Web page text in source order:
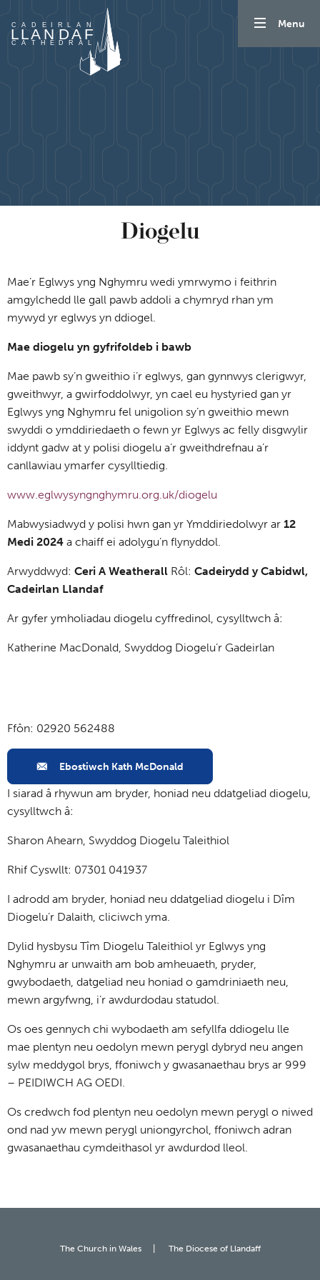
Mynd i'r cynnwys
Menu
Diogelu
Mae’r Eglwys yng Nghymru wedi ymrwymo i feithrin
amgylchedd lle gall pawb addoli a chymryd rhan ym
mywyd yr eglwys yn ddiogel.
Mae diogelu yn gyfrifoldeb i bawb
Mae pawb sy’n gweithio i’r eglwys, gan gynnwys clerigwyr,
gweithwyr, a gwirfoddolwyr, yn cael eu hystyried gan yr
Eglwys yng Nghymru fel unigolion sy’n gweithio mewn
swyddi o ymddiriedaeth o fewn yr Eglwys ac felly disgwylir
iddynt gadw at y polisi diogelu a’r gweithdrefnau a’r
canllawiau ymarfer cysylltiedig.
www.eglwysyngnghymru.org.uk/diogelu
Mabwysiadwyd y polisi hwn gan yr Ymddiriedolwyr ar 12
Medi 2024 a chaiff ei adolygu’n flynyddol.
Arwyddwyd: Ceri A Weatherall Rôl: Cadeirydd y Cabidwl,
Cadeirlan Llandaf
Ar gyfer ymholiadau diogelu cyffredinol, cysylltwch â:
Katherine MacDonald, Swyddog Diogelu’r Gadeirlan
Ffôn: 02920 562488
Ebostiwch Kath McDonald
I siarad â rhywun am bryder, honiad neu ddatgeliad diogelu,
cysylltwch â:
Sharon Ahearn, Swyddog Diogelu Taleithiol
Rhif Cyswllt: 07301 041937
I adrodd am bryder, honiad neu ddatgeliad diogelu i Dîm
Diogelu’r Dalaith, cliciwch yma.
Dylid hysbysu Tîm Diogelu Taleithiol yr Eglwys yng
Nghymru ar unwaith am bob amheuaeth, pryder,
gwybodaeth, datgeliad neu honiad o gamdriniaeth neu,
mewn argyfwng, i’r awdurdodau statudol.
Os oes gennych chi wybodaeth am sefyllfa ddiogelu lle
mae plentyn neu oedolyn mewn perygl dybryd neu angen
sylw meddygol brys, ffoniwch y gwasanaethau brys ar 999
– PEIDIWCH AG OEDI.
Os credwch fod plentyn neu oedolyn mewn perygl o niwed
ond nad yw mewn perygl uniongyrchol, ffoniwch adran
gwasanaethau cymdeithasol yr awdurdod lleol.
The Church in Wales The Diocese of Llandaff